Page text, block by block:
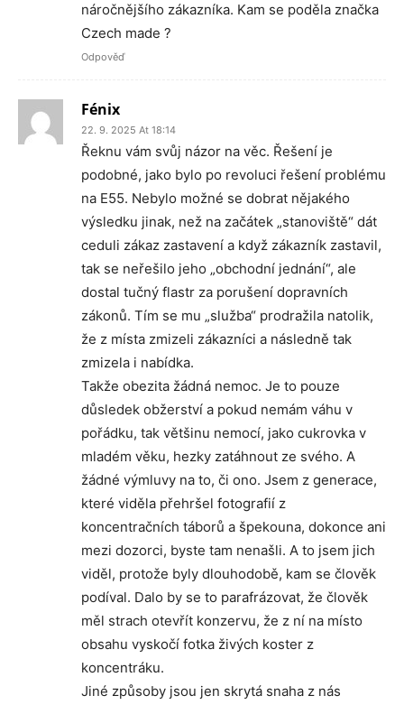
náročnějšího zákazníka. Kam se poděla značka
Czech made ?
Odpověď
Fénix
22. 9. 2025 At 18:14
Řeknu vám svůj názor na věc. Řešení je
podobné, jako bylo po revoluci řešení problému
na E55. Nebylo možné se dobrat nějakého
výsledku jinak, než na začátek „stanoviště“ dát
ceduli zákaz zastavení a když zákazník zastavil,
tak se neřešilo jeho „obchodní jednání“, ale
dostal tučný flastr za porušení dopravních
zákonů. Tím se mu „služba“ prodražila natolik,
že z místa zmizeli zákazníci a následně tak
zmizela i nabídka.
Takže obezita žádná nemoc. Je to pouze
důsledek obžerství a pokud nemám váhu v
pořádku, tak většinu nemocí, jako cukrovka v
mladém věku, hezky zatáhnout ze svého. A
žádné výmluvy na to, či ono. Jsem z generace,
které viděla přehršel fotografií z
koncentračních táborů a špekouna, dokonce ani
mezi dozorci, byste tam nenašli. A to jsem jich
viděl, protože byly dlouhodobě, kam se člověk
podíval. Dalo by se to parafrázovat, že člověk
měl strach otevřít konzervu, že z ní na místo
obsahu vyskočí fotka živých koster z
koncentráku.
Jiné způsoby jsou jen skrytá snaha z nás